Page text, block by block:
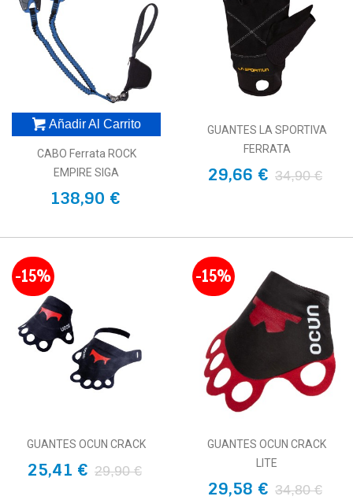
Añadir Al Carrito
CABO Ferrata ROCK
EMPIRE SIGA
138,90 €
GUANTES LA SPORTIVA
FERRATA
29,66 € 34,90 €
-15%
GUANTES OCUN CRACK
25,41 € 29,90 €
-15%
GUANTES OCUN CRACK
LITE
29,58 € 34,80 €